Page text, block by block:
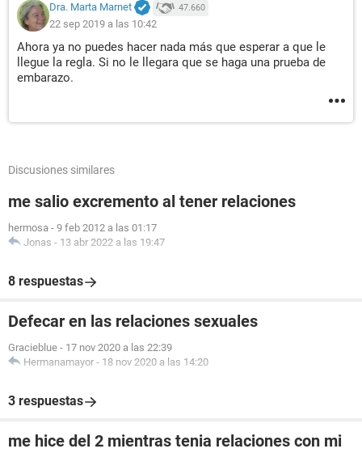
Dra. Marta Marnet 47.660
22 sep 2019 a las 10:42
Ahora ya no puedes hacer nada más que esperar a que le
llegue la regla. Si no le llegara que se haga una prueba de
embarazo.
Discusiones similares
me salio excremento al tener relaciones
hermosa - 9 feb 2012 a las 01:17
Jonas - 13 abr 2022 a las 19:47
8 respuestas
Defecar en las relaciones sexuales
Gracieblue - 17 nov 2020 a las 22:39
Hermanamayor - 18 nov 2020 a las 14:20
3 respuestas
me hice del 2 mientras tenia relaciones con mi